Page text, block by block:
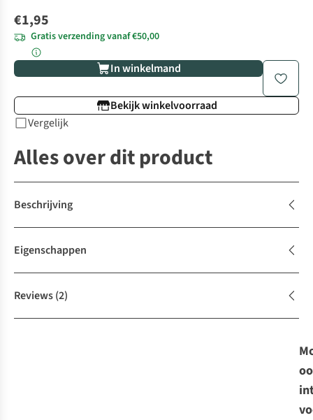
€1,95
Gratis verzending vanaf €50,00
In winkelmand
Bekijk winkelvoorraad
Vergelijk
Alles over dit product
Beschrijving
Eigenschappen
Reviews(2)